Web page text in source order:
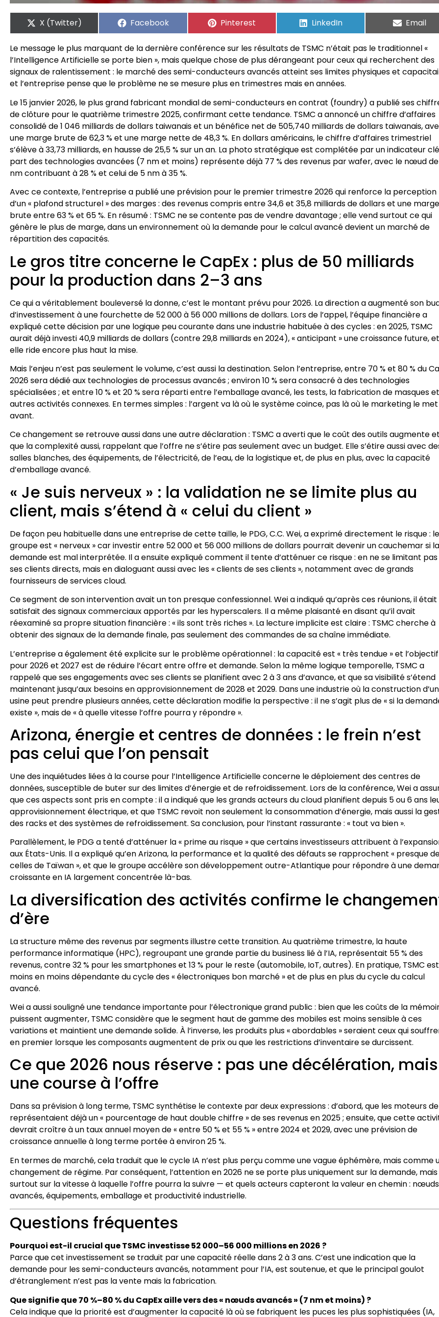
X (Twitter) Facebook Pinterest LinkedIn Email
Le message le plus marquant de la dernière conférence sur les résultats de TSMC n’était pas le traditionnel «
l’Intelligence Artificielle se porte bien », mais quelque chose de plus dérangeant pour ceux qui recherchent des
signaux de ralentissement : le marché des semi-conducteurs avancés atteint ses limites physiques et
et l’entreprise pense que le problème ne se mesure plus en trimestres mais en années.
Le 15 janvier 2026, le plus grand fabricant mondial de semi-conducteurs en contrat (foundry) a publié ses
de clôture pour le quatrième trimestre 2025, confirmant cette tendance. TSMC a annoncé un chiffre d’affaires
consolidé de 1 046 milliards de dollars taiwanais et un bénéfice net de 505,740 milliards de dollars taiwanais,
une marge brute de 62,3 % et une marge nette de 48,3 %. En dollars américains, le chiffre d’affaires trimestriel
s’élève à 33,73 milliards, en hausse de 25,5 % sur un an. La photo stratégique est complétée par un indicateur
part des technologies avancées (7 nm et moins) représente déjà 77 % des revenus par wafer, avec le nœud
nm contribuant à 28 % et celui de 5 nm à 35 %.
Avec ce contexte, l’entreprise a publié une prévision pour le premier trimestre 2026 qui renforce la perception
d’un « plafond structurel » des marges : des revenus compris entre 34,6 et 35,8 milliards de dollars et une marge
brute entre 63 % et 65 %. En résumé : TSMC ne se contente pas de vendre davantage ; elle vend surtout ce qui
génère le plus de marge, dans un environnement où la demande pour le calcul avancé devient un marché de
répartition des capacités.
Le gros titre concerne le CapEx : plus de 50 milliards
pour la production dans 2–3 ans
Ce qui a véritablement bouleversé la donne, c’est le montant prévu pour 2026. La direction a augmenté son
d’investissement à une fourchette de 52 000 à 56 000 millions de dollars. Lors de l’appel, l’équipe financière a
expliqué cette décision par une logique peu courante dans une industrie habituée à des cycles : en 2025, TSMC
aurait déjà investi 40,9 milliards de dollars (contre 29,8 milliards en 2024), « anticipant » une croissance future, et
elle ride encore plus haut la mise.
Mais l’enjeu n’est pas seulement le volume, c’est aussi la destination. Selon l’entreprise, entre 70 % et 80 % du
2026 sera dédié aux technologies de processus avancés ; environ 10 % sera consacré à des technologies
spécialisées ; et entre 10 % et 20 % sera réparti entre l’emballage avancé, les tests, la fabrication de masques et
autres activités connexes. En termes simples : l’argent va là où le système coince, pas là où le marketing le
avant.
Ce changement se retrouve aussi dans une autre déclaration : TSMC a averti que le coût des outils augmente et
que la complexité aussi, rappelant que l’offre ne s’étire pas seulement avec un budget. Elle s’étire aussi avec
salles blanches, des équipements, de l’électricité, de l’eau, de la logistique et, de plus en plus, avec la capacité
d’emballage avancé.
« Je suis nerveux » : la validation ne se limite plus au
client, mais s’étend à « celui du client »
De façon peu habituelle dans une entreprise de cette taille, le PDG, C.C. Wei, a exprimé directement le risque : le
groupe est « nerveux » car investir entre 52 000 et 56 000 millions de dollars pourrait devenir un cauchemar si la
demande est mal interprétée. Il a ensuite expliqué comment il tente d’atténuer ce risque : en ne se limitant
ses clients directs, mais en dialoguant aussi avec les « clients de ses clients », notamment avec de grands
fournisseurs de services cloud.
Ce segment de son intervention avait un ton presque confessionnel. Wei a indiqué qu’après ces réunions, il était
satisfait des signaux commerciaux apportés par les hyperscalers. Il a même plaisanté en disant qu’il avait
réexaminé sa propre situation financière : « ils sont très riches ». La lecture implicite est claire : TSMC cherche à
obtenir des signaux de la demande finale, pas seulement des commandes de sa chaîne immédiate.
L’entreprise a également été explicite sur le problème opérationnel : la capacité est « très tendue » et l’objectif
pour 2026 et 2027 est de réduire l’écart entre offre et demande. Selon la même logique temporelle, TSMC a
rappelé que ses engagements avec ses clients se planifient avec 2 à 3 ans d’avance, et que sa visibilité s’étend
maintenant jusqu’aux besoins en approvisionnement de 2028 et 2029. Dans une industrie où la construction
usine peut prendre plusieurs années, cette déclaration modifie la perspective : il ne s’agit plus de « si la
existe », mais de « à quelle vitesse l’offre pourra y répondre ».
Arizona, énergie et centres de données : le frein n’est
pas celui que l’on pensait
Une des inquiétudes liées à la course pour l’Intelligence Artificielle concerne le déploiement des centres de
données, susceptible de buter sur des limites d’énergie et de refroidissement. Lors de la conférence, Wei a
que ces aspects sont pris en compte : il a indiqué que les grands acteurs du cloud planifient depuis 5 ou 6 ans
approvisionnement électrique, et que TSMC revoit non seulement la consommation d’énergie, mais aussi la
des racks et des systèmes de refroidissement. Sa conclusion, pour l’instant rassurante : « tout va bien ».
Parallèlement, le PDG a tenté d’atténuer la « prime au risque » que certains investisseurs attribuent à
aux États-Unis. Il a expliqué qu’en Arizona, la performance et la qualité des défauts se rapprochent « presque
celles de Taïwan », et que le groupe accélère son développement outre-Atlantique pour répondre à une
croissante en IA largement concentrée là-bas.
La diversification des activités confirme le
d’ère
La structure même des revenus par segments illustre cette transition. Au quatrième trimestre, la haute
performance informatique (HPC), regroupant une grande partie du business lié à l’IA, représentait 55 % des
revenus, contre 32 % pour les smartphones et 13 % pour le reste (automobile, IoT, autres). En pratique, TSMC
moins en moins dépendante du cycle des « électroniques bon marché » et de plus en plus du cycle du calcul
avancé.
Wei a aussi souligné une tendance importante pour l’électronique grand public : bien que les coûts de la
puissent augmenter, TSMC considère que le segment haut de gamme des mobiles est moins sensible à ces
variations et maintient une demande solide. À l’inverse, les produits plus « abordables » seraient ceux qui
en premier lorsque les composants augmentent de prix ou que les restrictions d’inventaire se durcissent.
Ce que 2026 nous réserve : pas une décélération, mais
une course à l’offre
Dans sa prévision à long terme, TSMC synthétise le contexte par deux expressions : d’abord, que les moteurs de
représentaient déjà un « pourcentage de haut double chiffre » de ses revenus en 2025 ; ensuite, que cette
devrait croître à un taux annuel moyen de « entre 50 % et 55 % » entre 2024 et 2029, avec une prévision de
croissance annuelle à long terme portée à environ 25 %.
En termes de marché, cela traduit que le cycle IA n’est plus perçu comme une vague éphémère, mais comme
changement de régime. Par conséquent, l’attention en 2026 ne se porte plus uniquement sur la demande, mais
surtout sur la vitesse à laquelle l’offre pourra la suivre — et quels acteurs capteront la valeur en chemin : nœuds
avancés, équipements, emballage et productivité industrielle.
Questions fréquentes
Pourquoi est-il crucial que TSMC investisse 52 000–56 000 millions en 2026 ?
Parce que cet investissement se traduit par une capacité réelle dans 2 à 3 ans. C’est une indication que la
demande pour les semi-conducteurs avancés, notamment pour l’IA, est soutenue, et que le principal goulot
d’étranglement n’est pas la vente mais la fabrication.
Que signifie que 70 %–80 % du CapEx aille vers des « nœuds avancés » (7 nm et moins) ?
Cela indique que la priorité est d’augmenter la capacité là où se fabriquent les puces les plus sophistiquées (IA,